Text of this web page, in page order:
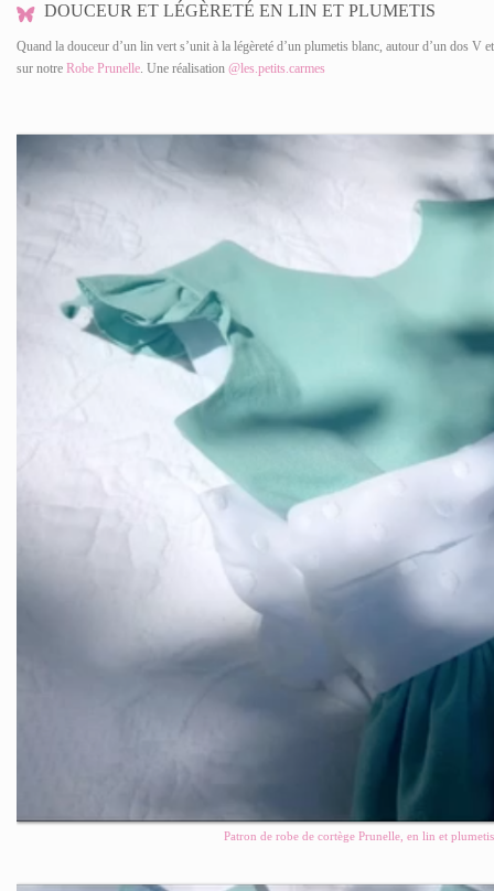
DOUCEUR ET LÉGÈRETÉ EN LIN ET PLUMETIS
Quand la douceur d’un lin vert s’unit à la légèreté d’un plumetis blanc, autour d’un dos V
sur notre Robe Prunelle. Une réalisation @les.petits.carmes
Patron de robe de cortège Prunelle, en lin et plumetis